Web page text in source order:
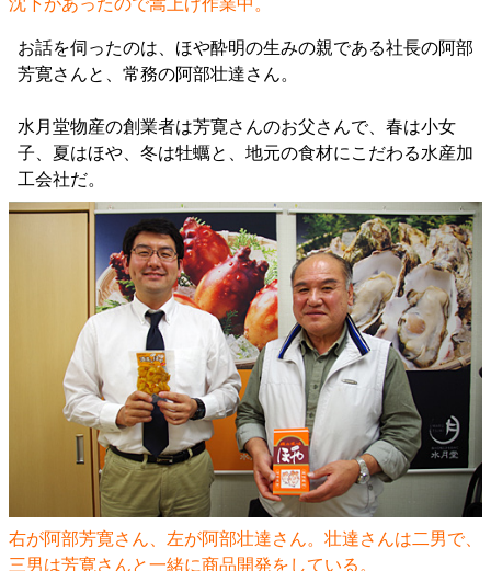
沈下があったので嵩上げ作業中。
お話を伺ったのは、ほや酔明の生みの親である社長の阿部
芳寛さんと、常務の阿部壮達さん。
水月堂物産の創業者は芳寛さんのお父さんで、春は小女
子、夏はほや、冬は牡蠣と、地元の食材にこだわる水産加
工会社だ。
右が阿部芳寛さん、左が阿部壮達さん。壮達さんは二男で、
三男は芳寛さんと一緒に商品開発をしている。